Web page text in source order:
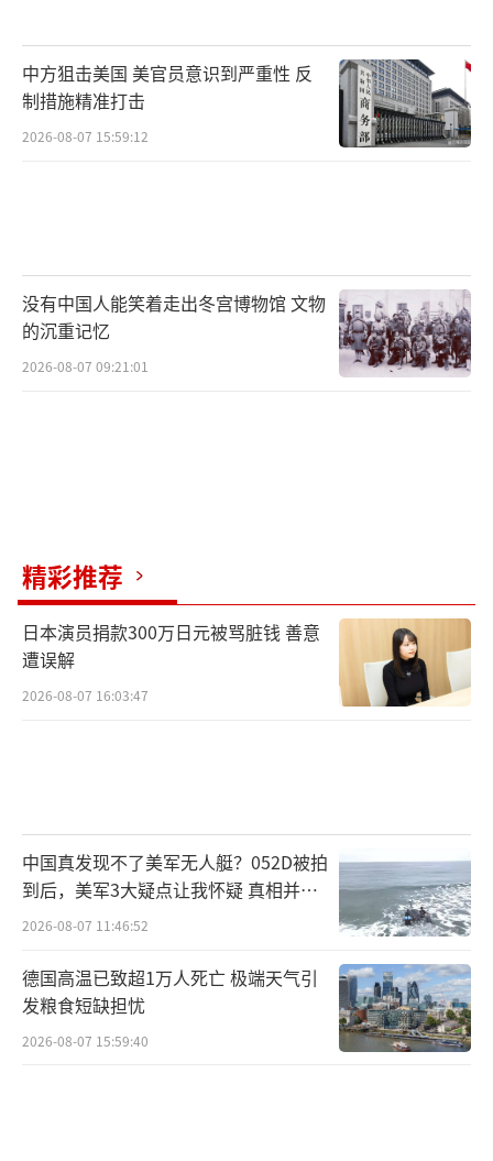
中方狙击美国 美官员意识到严重性 反
制措施精准打击
2026-08-07 15:59:12
没有中国人能笑着走出冬宫博物馆 文物
的沉重记忆
2026-08-07 09:21:01
精彩推荐
日本演员捐款300万日元被骂脏钱 善意
遭误解
2026-08-07 16:03:47
中国真发现不了美军无人艇？052D被拍
到后，美军3大疑点让我怀疑 真相并非
如此
2026-08-07 11:46:52
德国高温已致超1万人死亡 极端天气引
发粮食短缺担忧
2026-08-07 15:59:40